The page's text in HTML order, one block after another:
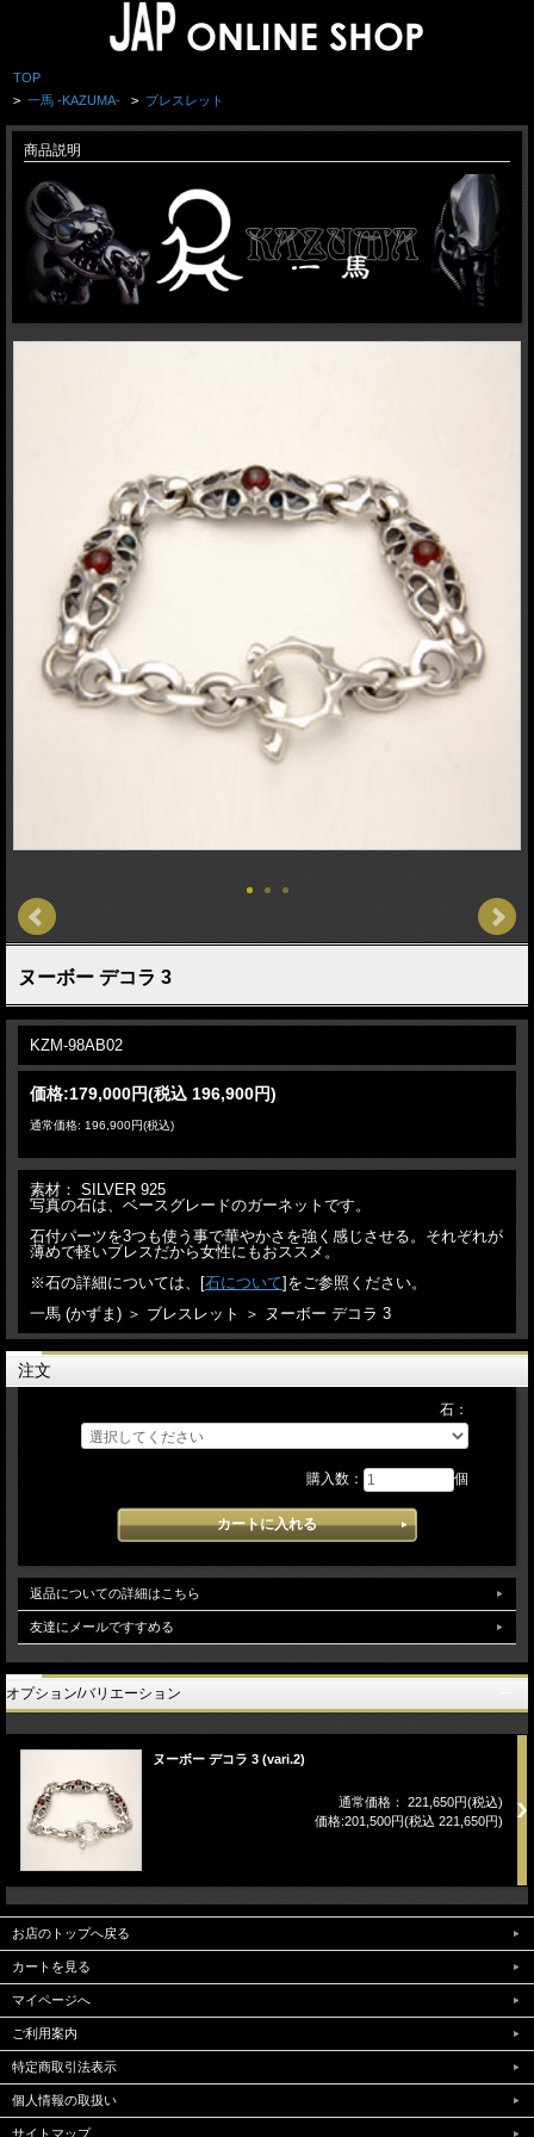
TOP
> 一馬 -KAZUMA- > ブレスレット
商品説明
ヌーボー デコラ 3
KZM-98AB02
価格:179,000円(税込 196,900円)
通常価格: 196,900円(税込)
素材： SILVER 925
写真の石は、ベースグレードのガーネットです。
石付パーツを3つも使う事で華やかさを強く感じさせる。それぞれが
薄めで軽いブレスだから女性にもおススメ。
※石の詳細については、[石について]をご参照ください。
一馬 (かずま) ＞ ブレスレット ＞ ヌーボー デコラ 3
注文
石：
購入数： 個
返品についての詳細はこちら
友達にメールですすめる
オプション/バリエーション
ヌーボー デコラ 3 (vari.2)
通常価格： 221,650円(税込)
価格:201,500円(税込 221,650円)
お店のトップへ戻る
カートを見る
マイページへ
ご利用案内
特定商取引法表示
個人情報の取扱い
サイトマップ